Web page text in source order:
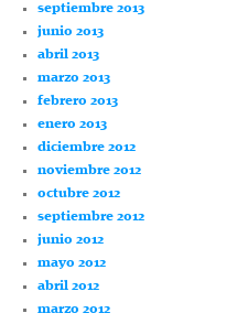
septiembre 2013
junio 2013
abril 2013
marzo 2013
febrero 2013
enero 2013
diciembre 2012
noviembre 2012
octubre 2012
septiembre 2012
junio 2012
mayo 2012
abril 2012
marzo 2012